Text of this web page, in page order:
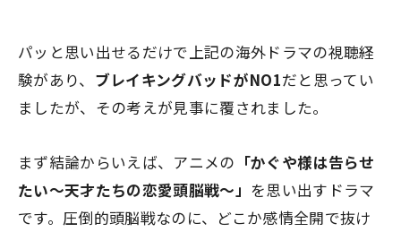
パッと思い出せるだけで上記の海外ドラマの視聴経
験があり、 ブレイキングバッドがNO1だと思ってい
ましたが、その考えが見事に覆されました。
まず結論からいえば、アニメの 「かぐや様は告らせ
たい～天才たちの恋愛頭脳戦～」 を思い出すドラマ
です。 圧倒的頭脳戦なのに、どこか感情全開で抜け